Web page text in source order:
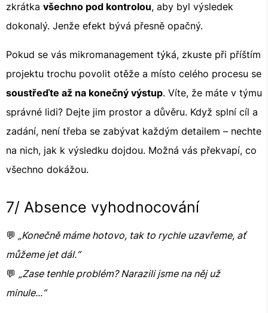
zkrátka všechno pod kontrolou, aby byl výsledek
dokonalý. Jenže efekt bývá přesně opačný.
Pokud se vás mikromanagement týká, zkuste při příštím
projektu trochu povolit otěže a místo celého procesu se
soustřeďte až na konečný výstup. Víte, že máte v týmu
správné lidi? Dejte jim prostor a důvěru. Když splní cíl a
zadání, není třeba se zabývat každým detailem – nechte
na nich, jak k výsledku dojdou. Možná vás překvapí, co
všechno dokážou.
7/ Absence vyhodnocování
💬 „Konečně máme hotovo, tak to rychle uzavřeme, ať
můžeme jet dál.“
💬 „Zase tenhle problém? Narazili jsme na něj už
minule...“